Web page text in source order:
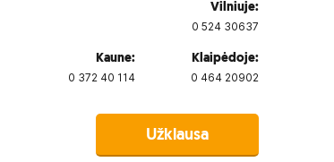
Vilniuje:
0 524 30637
Kaune:
0 372 40 114
Klaipėdoje:
0 464 20902
Užklausa